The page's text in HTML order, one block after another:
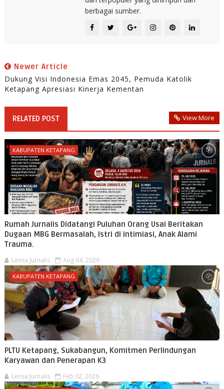
berbagai sumber.
Newer Article
Dukung Visi Indonesia Emas 2045, Pemuda Katolik
Ketapang Apresiasi Kinerja Kementan
RELATED POST View More
KABUPATEN KETAPANG
Rumah Jurnalis Didatangi Puluhan Orang Usai Beritakan
Dugaan MBG Bermasalah, Istri di intimiasi, Anak Alami
Trauma.
Lensa Jurnalis Aug 04, 2026
KABUPATEN KETAPANG
PLTU Ketapang, Sukabangun, Komitmen Perlindungan
Karyawan dan Penerapan K3
Lensa Jurnalis Feb 02, 2026